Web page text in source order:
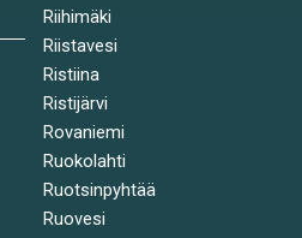
Riihimäki
Riistavesi
Ristiina
Ristijärvi
Rovaniemi
Ruokolahti
Ruotsinpyhtää
Ruovesi